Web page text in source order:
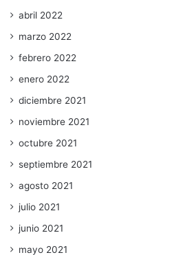
abril 2022
marzo 2022
febrero 2022
enero 2022
diciembre 2021
noviembre 2021
octubre 2021
septiembre 2021
agosto 2021
julio 2021
junio 2021
mayo 2021